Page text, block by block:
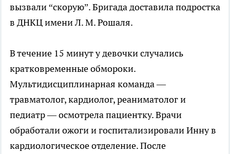
вызвали “скорую”. Бригада доставила подростка
в ДНКЦ имени Л. М. Рошаля.
В течение 15 минут у девочки случались
кратковременные обмороки.
Мультидисциплинарная команда —
травматолог, кардиолог, реаниматолог и
педиатр — осмотрела пациентку. Врачи
обработали ожоги и госпитализировали Инну в
кардиологическое отделение. После